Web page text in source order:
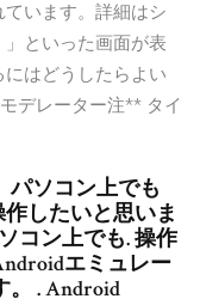
います。詳細はシ
といった画面が表
はどうしたらよい
デレーター注** タイ
パソコン上でも
作したいと思いま
コン上でも. 操作
エミュレー
。 . Android